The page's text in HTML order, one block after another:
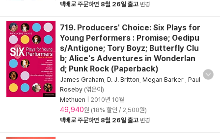
택배로 주문하면 8월 26일 출고 변경
719. Producers' Choice: Six Plays for
Young Performers : Promise; Oedipu
s/Antigone; Tory Boyz; Butterfly Clu
b; Alice's Adventures in Wonderlan
d; Punk Rock (Paperback)
James Graham D. J. Britton Megan Barker Paul
Roseby (엮은이)
Methuen
2010년 10월
49,940원 (18% 할인 / 2,500원)
택배로 주문하면 8월 26일 출고 변경